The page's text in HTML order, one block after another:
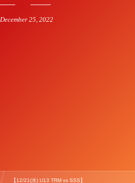
December 25 ,2022
【12/21(水) U13 TRM vs SSS】